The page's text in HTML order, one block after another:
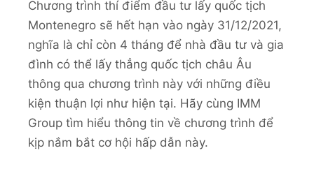
Chương trình thí điểm đầu tư lấy quốc tịch
Montenegro sẽ hết hạn vào ngày 31/12/2021,
nghĩa là chỉ còn 4 tháng để nhà đầu tư và gia
đình có thể lấy thẳng quốc tịch châu Âu
thông qua chương trình này với những điều
kiện thuận lợi như hiện tại. Hãy cùng IMM
Group tìm hiểu thông tin về chương trình để
kịp nắm bắt cơ hội hấp dẫn này.